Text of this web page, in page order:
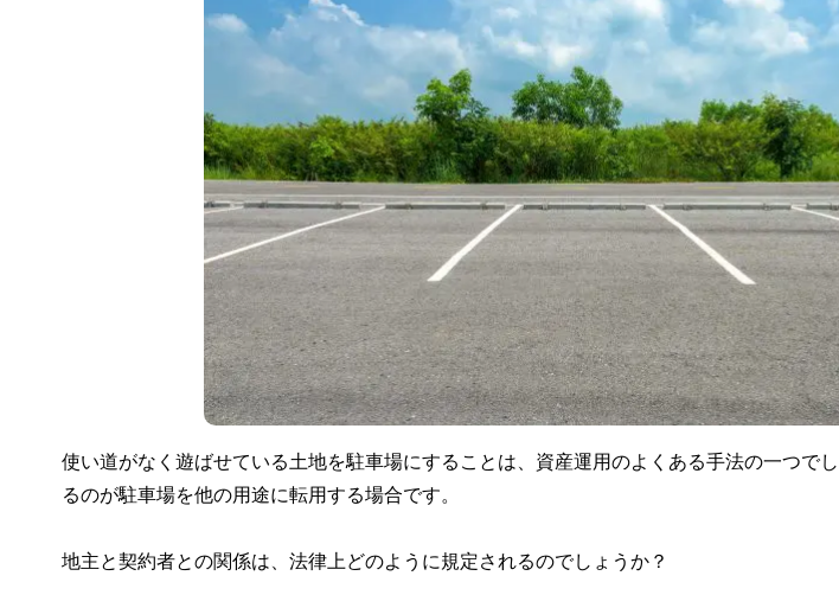
使い道がなく遊ばせている土地を駐車場にすることは、資産運用のよくある手法の一つで
るのが駐車場を他の用途に転用する場合です。
地主と契約者との関係は、法律上どのように規定されるのでしょうか？